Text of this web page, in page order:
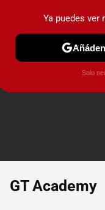
PRUEBAS COCHES
GT Academy
Ya puedes ver
Solo